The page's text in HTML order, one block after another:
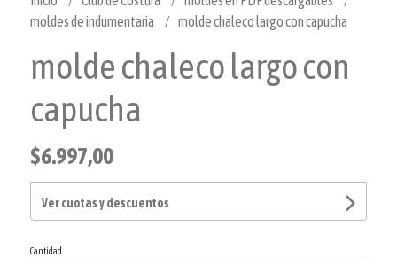
moldes de indumentaria
molde chaleco largo con capucha
molde chaleco largo con
capucha
$6.997,00
Ver cuotas y descuentos
Cantidad